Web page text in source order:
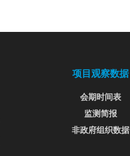
项目观察数据
会期时间表
监测简报
非政府组织数据